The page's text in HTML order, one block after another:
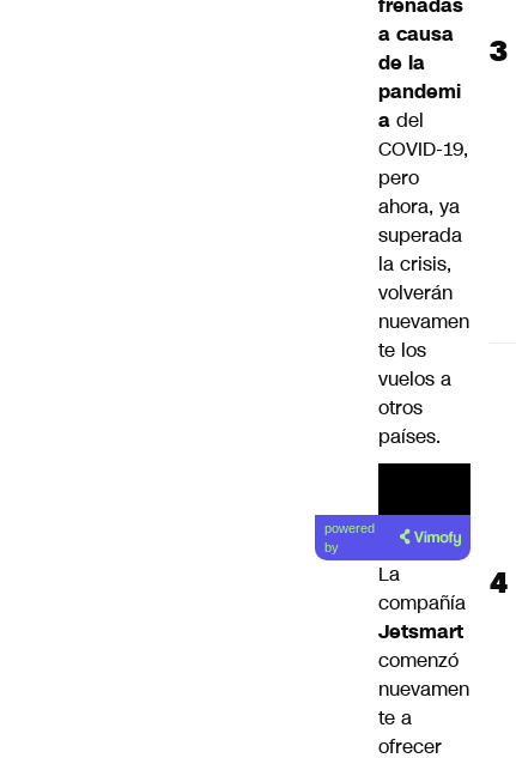
a causa
de la
pandemi
a del
COVID-19,
pero
ahora, ya
superada
la crisis,
volverán
nuevamen
te los
vuelos a
otros
países.
powered
by
La
compañía
Jetsmart
comenzó
nuevamen
te a
ofrecer